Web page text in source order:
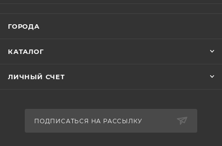
ГОРОДА
КАТАЛОГ
ЛИЧНЫЙ СЧЕТ
ПОДПИСАТЬСЯ НА РАССЫЛКУ